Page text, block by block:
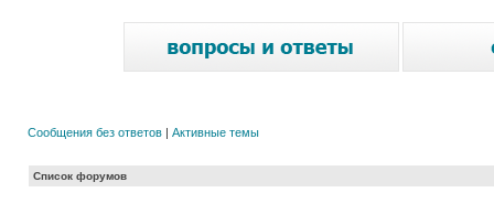
Сообщения без ответов | Активные темы
Список форумов